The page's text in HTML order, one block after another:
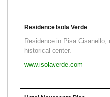
Residence Isola Verde
Residence in Pisa
historical center.
www.isolaverde.com